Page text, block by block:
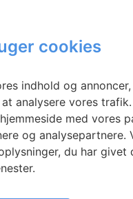
cookies
indhold og
analysere vores
med vores
og analysepartnere.
du har givet